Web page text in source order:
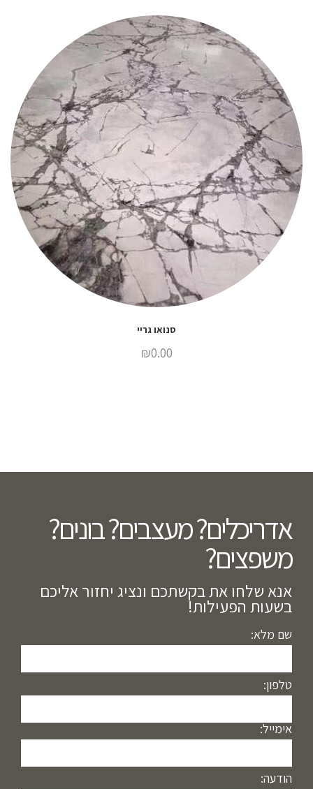
סנואו גריי
₪0.00
אדריכלים? מעצבים? בונים?
משפצים?​
אנא שלחו את בקשתכם ונציג יחזור אליכם
בשעות הפעילות!
שם מלא:
טלפון:
אימייל:
הודעה: